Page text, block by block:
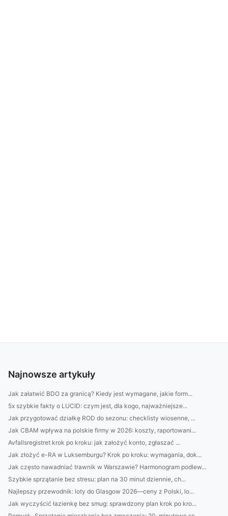
Najnowsze artykuły
Jak załatwić BDO za granicą? Kiedy jest wymagane, jakie form...
5x szybkie fakty o LUCID: czym jest, dla kogo, najważniejsze...
Jak przygotować działkę ROD do sezonu: checklisty wiosenne, ...
Jak CBAM wpływa na polskie firmy w 2026: koszty, raportowani...
Avfallsregistret krok po kroku: jak założyć konto, zgłaszać ...
Jak złożyć e-RA w Luksemburgu? Krok po kroku: wymagania, dok...
Jak często nawadniać trawnik w Warszawie? Harmonogram podlew...
Szybkie sprzątanie bez stresu: plan na 30 minut dziennie, ch...
Najlepszy przewodnik: loty do Glasgow 2026—ceny z Polski, lo...
Jak wyczyścić łazienkę bez smug: sprawdzony plan krok po kro...